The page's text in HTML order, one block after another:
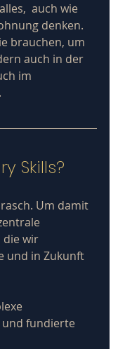
auch wie
denken.
brauchen, um
auch in der
im
Skills?
Um damit
die wir
und in Zukunft
und fundierte